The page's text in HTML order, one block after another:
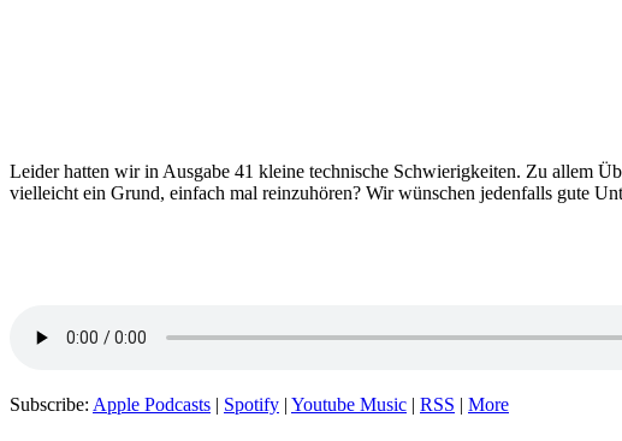
Leider hatten wir in Ausgabe 41 kleine technische Schwierigkeiten. Zu allem
vielleicht ein Grund, einfach mal reinzuhören? Wir wünschen jedenfalls gute
Subscribe: Apple Podcasts | Spotify | Youtube Music | RSS | More